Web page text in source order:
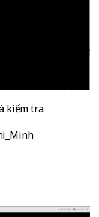
kiểm tra